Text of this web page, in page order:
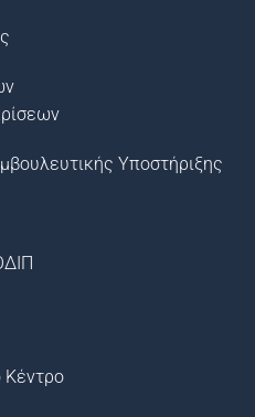
Υποστήριξης
Κέντρο